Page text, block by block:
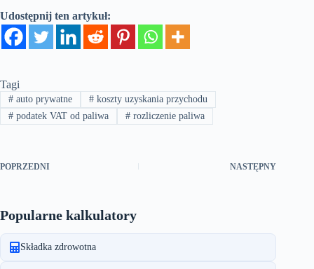
Udostępnij ten artykuł:
Tagi
#auto prywatne #koszty uzyskania przychodu
#podatek VAT od paliwa #rozliczenie paliwa
POPRZEDNI NASTĘPNY
Popularne kalkulatory
Składka zdrowotna